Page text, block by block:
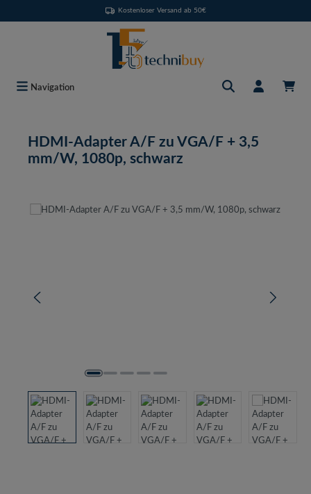
Kostenloser Versand ab 50€
Navigation
HDMI-Adapter A/F zu VGA/F + 3,5
mm/W, 1080p, schwarz
Bildergalerie überspringen